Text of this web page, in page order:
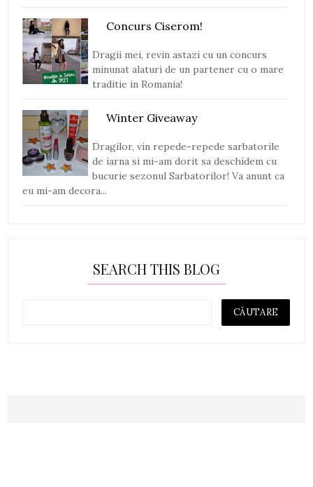
Concurs Ciserom!
Dragii mei, revin astazi cu un concurs
minunat alaturi de un partener cu o mare
traditie in Romania!
Winter Giveaway
Dragilor, vin repede-repede sarbatorile
de iarna si mi-am dorit sa deschidem cu
bucurie sezonul Sarbatorilor! Va anunt ca
eu mi-am decora...
SEARCH THIS BLOG